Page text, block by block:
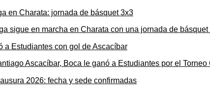
sigue en marcha en Charata con una jornada de básquet
Ascacíbar, Boca le ganó a Estudiantes por el Torneo